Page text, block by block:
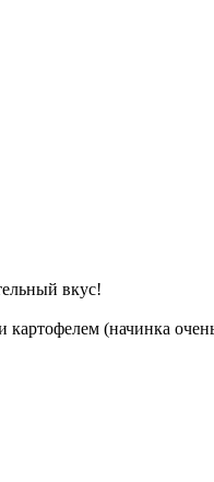
вкус!
картофелем (начинка